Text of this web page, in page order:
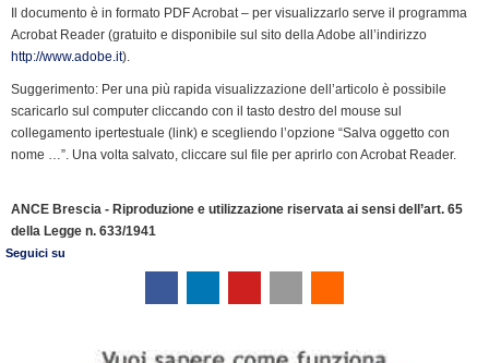
o
o
k
d
I
n
e
r
A
p
r
a
i
n
F
r
e
n
d
Il documento è in formato PDF Acrobat – per visualizzarlo serve il programma
Acrobat Reader (gratuito e disponibile sul sito della Adobe all’indirizzo
http://www.adobe.it).
Suggerimento: Per una più rapida visualizzazione dell’articolo è possibile
scaricarlo sul computer cliccando con il tasto destro del mouse sul
collegamento ipertestuale (link) e scegliendo l’opzione “Salva oggetto con
nome …”. Una volta salvato, cliccare sul file per aprirlo con Acrobat Reader.
ANCE Brescia - Riproduzione e utilizzazione riservata ai sensi dell’art. 65
della Legge n. 633/1941
Seguici su